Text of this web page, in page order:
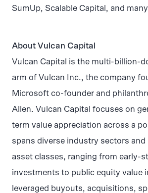
SumUp, Scalable Capital, and
About Vulcan Capital
Vulcan Capital is the multi-billion-
arm of Vulcan Inc., the company
Microsoft co-founder and
Allen. Vulcan Capital focuses on
term value appreciation across a
spans diverse industry sectors
asset classes, ranging from early-
investments to public equity value
leveraged buyouts, acquisitions,